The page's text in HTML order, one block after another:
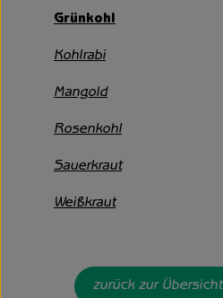
Grünkohl
Kohlrabi
Mangold
Rosenkohl
Sauerkraut
Weißkraut
zurück zur Übersicht